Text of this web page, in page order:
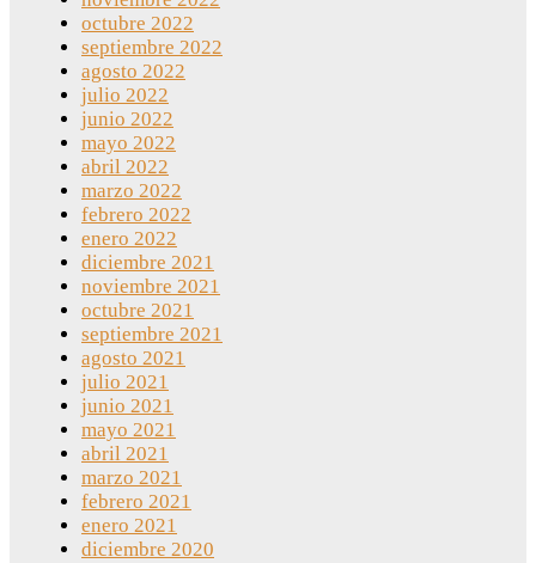
octubre 2022
septiembre 2022
agosto 2022
julio 2022
junio 2022
mayo 2022
abril 2022
marzo 2022
febrero 2022
enero 2022
diciembre 2021
noviembre 2021
octubre 2021
septiembre 2021
agosto 2021
julio 2021
junio 2021
mayo 2021
abril 2021
marzo 2021
febrero 2021
enero 2021
diciembre 2020